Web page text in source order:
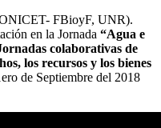
FBioyF, UNR).
en la Jornada “Agua e
colaborativas de
los recursos y los bienes
de Septiembre del 2018